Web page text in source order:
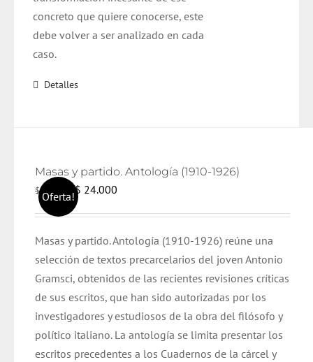
concreto que quiere conocerse, este
debe volver a ser analizado en cada
caso.
Detalles
Oferta!
Masas y partido. Antología (1910-1926)
$25.000
El
precio
era:
$ 25.000.
$ 24.000
es:
$ 24.000.
Masas y partido. Antología (1910-1926) reúne una
selección de textos precarcelarios del joven Antonio
Gramsci, obtenidos de las recientes revisiones críticas
de sus escritos, que han sido autorizadas por los
investigadores y estudiosos de la obra del filósofo y
político italiano. La antología se limita presentar los
escritos precedentes a los Cuadernos de la cárcel y